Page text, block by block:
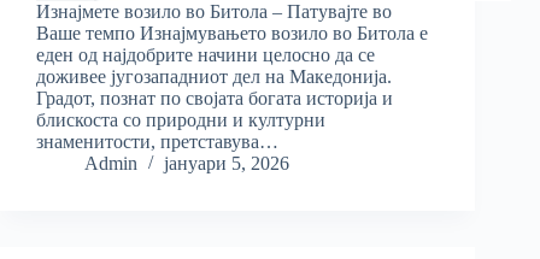
Изнајмете возило во Битола – Патувајте во
Ваше темпо Изнајмувањето возило во Битола е
еден од најдобрите начини целосно да се
доживее југозападниот дел на Македонија.
Градот, познат по својата богата историја и
блискоста со природни и културни
знаменитости, претставува…
Admin
јануари 5, 2026